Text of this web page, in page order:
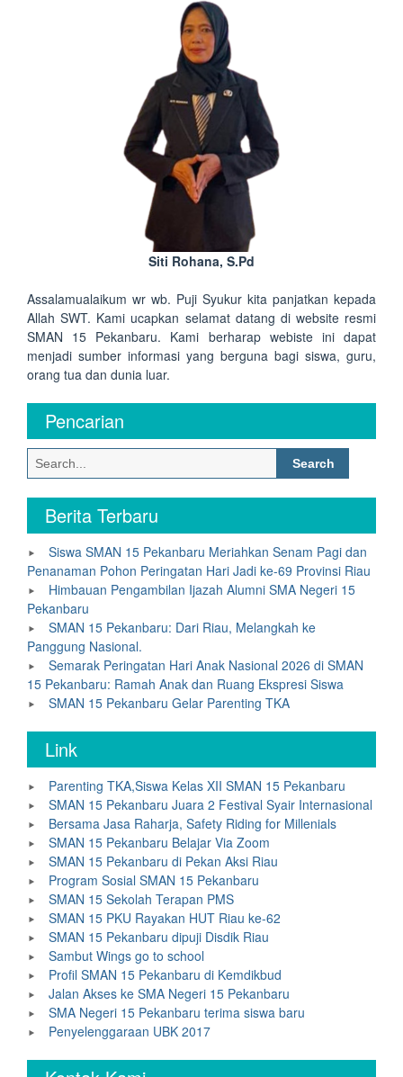
Siti Rohana, S.Pd
Assalamualaikum wr wb. Puji Syukur kita panjatkan kepada
Allah SWT. Kami ucapkan selamat datang di website resmi
SMAN 15 Pekanbaru. Kami berharap webiste ini dapat
menjadi sumber informasi yang berguna bagi siswa, guru,
orang tua dan dunia luar.
Pencarian
Search
for:
Berita Terbaru
Siswa SMAN 15 Pekanbaru Meriahkan Senam Pagi dan
Penanaman Pohon Peringatan Hari Jadi ke-69 Provinsi Riau
Himbauan Pengambilan Ijazah Alumni SMA Negeri 15
Pekanbaru
SMAN 15 Pekanbaru: Dari Riau, Melangkah ke
Panggung Nasional.
Semarak Peringatan Hari Anak Nasional 2026 di SMAN
15 Pekanbaru: Ramah Anak dan Ruang Ekspresi Siswa
SMAN 15 Pekanbaru Gelar Parenting TKA
Link
Parenting TKA,Siswa Kelas XII SMAN 15 Pekanbaru
SMAN 15 Pekanbaru Juara 2 Festival Syair Internasional
Bersama Jasa Raharja, Safety Riding for Millenials
SMAN 15 Pekanbaru Belajar Via Zoom
SMAN 15 Pekanbaru di Pekan Aksi Riau
Program Sosial SMAN 15 Pekanbaru
SMAN 15 Sekolah Terapan PMS
SMAN 15 PKU Rayakan HUT Riau ke-62
SMAN 15 Pekanbaru dipuji Disdik Riau
Sambut Wings go to school
Profil SMAN 15 Pekanbaru di Kemdikbud
Jalan Akses ke SMA Negeri 15 Pekanbaru
SMA Negeri 15 Pekanbaru terima siswa baru
Penyelenggaraan UBK 2017